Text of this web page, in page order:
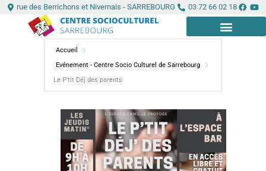
Aller rue des Berrichons et Nivernais - SARREBOURG 03 72 66 02 18
Accueil
Evénement - Centre Socio Culturel de Sarrebourg
Le P’tit Déj des parents
Panneau de gestion des cookies